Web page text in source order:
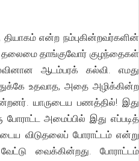
தியாகம் என்ற நம்புகின்றவர்களின்
தாங்குவோர் குழந்தைகள்
ஆடம்பரக் கல்வி. எமது
உதவாத, அதை அழிக்கின்ற
யாருடைய பணத்தில்! இது
போராட்ட அமைப்பில் இது எப்படித்
விடுதலைப் போராட்டம் என்று
வைக்கின்றது. போராட்டம்